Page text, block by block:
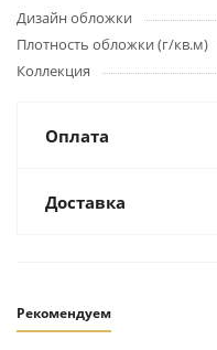
Дизайн обложки
Плотность обложки (г/кв.м)
Коллекция
Оплата
Доставка
Рекомендуем